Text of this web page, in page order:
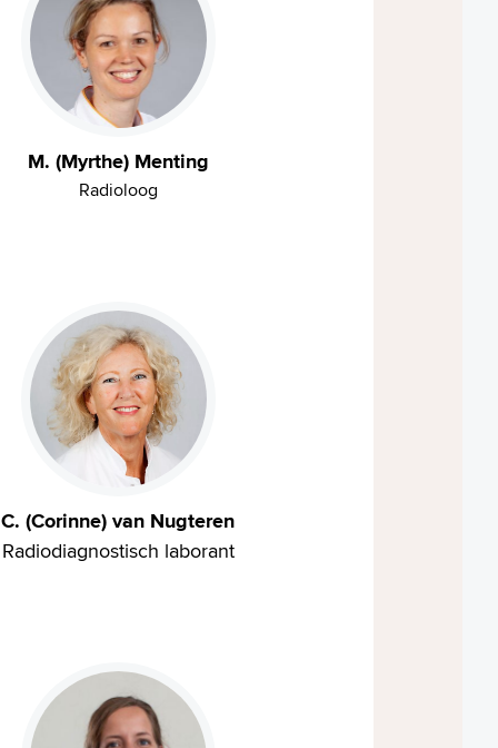
M. (Myrthe) Menting
Radioloog
C. (Corinne) van Nugteren
Radiodiagnostisch laborant